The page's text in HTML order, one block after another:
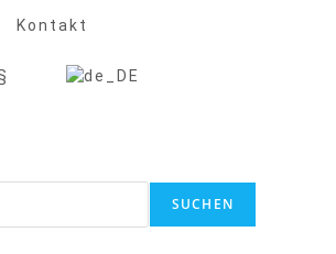
Kontakt
SUCHEN